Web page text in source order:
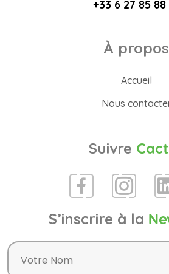
+33 6 27 85 88
À propos
Accueil
Nous
Suivre
S’inscrire à la